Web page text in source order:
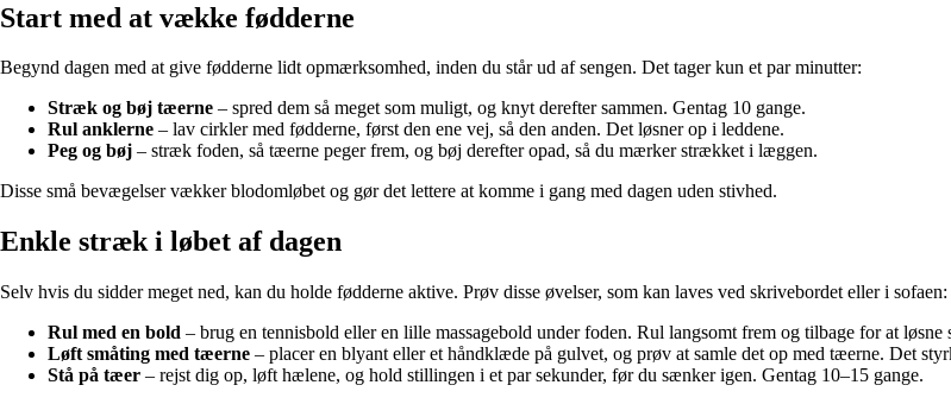
Start med at vække fødderne
Begynd dagen med at give fødderne lidt opmærksomhed, inden du står ud af sengen. Det tager kun et par minutter:
Stræk og bøj tæerne – spred dem så meget som muligt, og knyt derefter sammen. Gentag 10 gange.
Rul anklerne – lav cirkler med fødderne, først den ene vej, så den anden. Det løsner op i leddene.
Peg og bøj – stræk foden, så tæerne peger frem, og bøj derefter opad, så du mærker strækket i læggen.
Disse små bevægelser vækker blodomløbet og gør det lettere at komme i gang med dagen uden stivhed.
Enkle stræk i løbet af dagen
Selv hvis du sidder meget ned, kan du holde fødderne aktive. Prøv disse øvelser, som kan laves ved skrivebordet eller i sofaen:
Rul med en bold – brug en tennisbold eller en lille massagebold under foden. Rul langsomt frem og tilbage for at løsne
Løft småting med tæerne – placer en blyant eller et håndklæde på gulvet, og prøv at samle det op med tæerne. Det
Stå på tæer – rejst dig op, løft hælene, og hold stillingen i et par sekunder, før du sænker igen. Gentag 10–15 gange.